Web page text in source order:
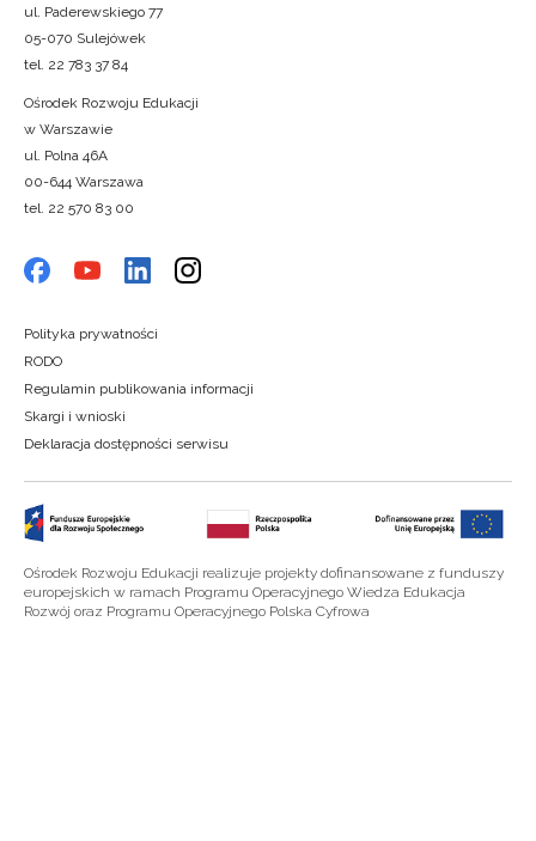
ul. Paderewskiego 77
05-070 Sulejówek
tel. 22 783 37 84
Ośrodek Rozwoju Edukacji
w Warszawie
ul. Polna 46A
00-644 Warszawa
tel. 22 570 83 00
Polityka prywatności
RODO
Regulamin publikowania informacji
Skargi i wnioski
Deklaracja dostępności serwisu
Ośrodek Rozwoju Edukacji realizuje projekty dofinansowane z funduszy
europejskich w ramach Programu Operacyjnego Wiedza Edukacja
Rozwój oraz Programu Operacyjnego Polska Cyfrowa